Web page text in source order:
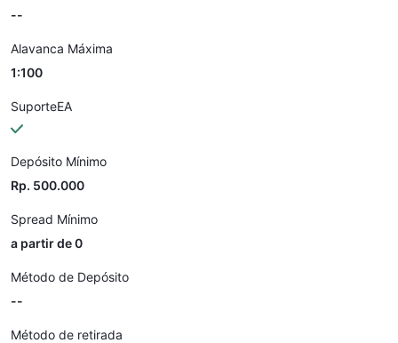
--
Alavanca Máxima
1:100
SuporteEA
Depósito Mínimo
Rp. 500.000
Spread Mínimo
a partir de 0
Método de Depósito
--
Método de retirada